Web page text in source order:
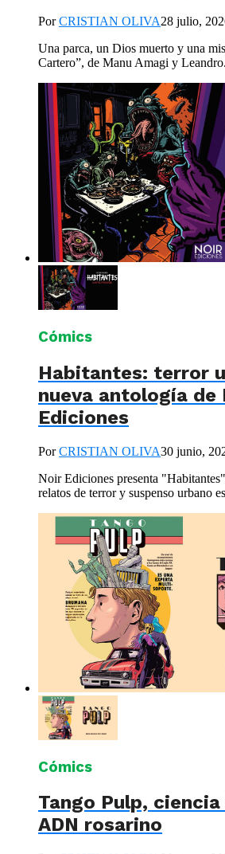
PorCRISTIAN OLIVA28 julio,
Una parca, un Dios muerto y una
Cartero”, de Manu Amagi y
Cómics
Habitantes: terror
nueva antología de
Ediciones
PorCRISTIAN OLIVA30 junio,
Noir Ediciones presenta
relatos de terror y suspenso urbano
Cómics
Tango Pulp,
ADN rosarino